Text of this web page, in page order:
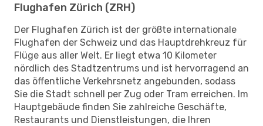
Flughafen Zürich (ZRH)
Der Flughafen Zürich ist der größte internationale
Flughafen der Schweiz und das Hauptdrehkreuz für
Flüge aus aller Welt. Er liegt etwa 10 Kilometer
nördlich des Stadtzentrums und ist hervorragend an
das öffentliche Verkehrsnetz angebunden, sodass
Sie die Stadt schnell per Zug oder Tram erreichen. Im
Hauptgebäude finden Sie zahlreiche Geschäfte,
Restaurants und Dienstleistungen, die Ihren